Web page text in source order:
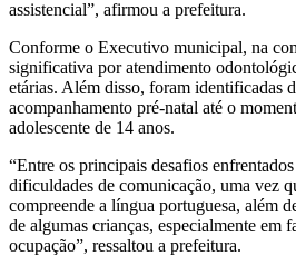
assistencial”, afirmou a prefeitura.
Conforme o Executivo municipal, na
significativa por atendimento
etárias. Além disso, foram identificadas
acompanhamento pré-natal até o
adolescente de 14 anos.
“Entre os principais desafios
dificuldades de comunicação, uma vez
compreende a língua portuguesa, além
de algumas crianças, especialmente em
ocupação”, ressaltou a prefeitura.